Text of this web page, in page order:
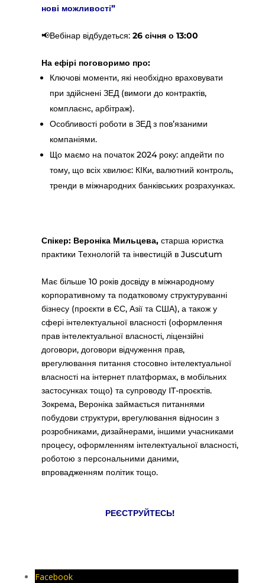
нові можливості”
📢Вебінар відбудеться: 26 січня о 13:00
На ефірі поговоримо про:
Ключові моменти, які необхідно враховувати
при здійснені ЗЕД (вимоги до контрактів,
комплаєнс, арбітраж).
Особливості роботи в ЗЕД з пов’язаними
компаніями.
Що маємо на початок 2024 року: апдейти по
тому, що всіх хвилює: КІКи, валютний контроль,
тренди в міжнародних банківських розрахунках.
Спікер: Вероніка Мильцева,старша юристка
практики Технологій та інвестицій в Juscutum
Має більше 10 років досвіду в міжнародному
корпоративному та податковому структуруванні
бізнесу (проєкти в ЄС, Азії та США), а також у
сфері інтелектуальної власності (оформлення
прав інтелектуальної власності, ліцензійні
договори, договори відчуження прав,
врегулювання питання стосовно інтелектуальної
власності на інтернет платформах, в мобільних
застосунках тощо) та супроводу IT-проєктів.
Зокрема, Вероніка займається питаннями
побудови структури, врегулювання відносин з
розробниками, дизайнерами, іншими учасниками
процесу, оформленням інтелектуальної власності,
роботою з персональними даними,
впровадженням політик тощо.
РЕЄСТРУЙТЕСЬ!
Facebook